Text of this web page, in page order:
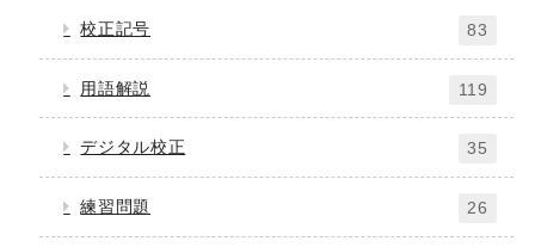
校正記号 83
用語解説 119
デジタル校正 35
練習問題 26